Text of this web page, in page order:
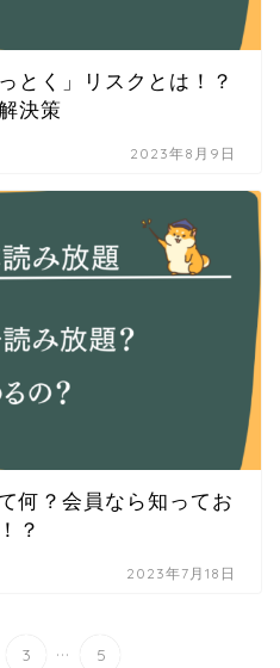
とく」リスクとは！？
決策
2023年8月9日
何？会員なら知ってお
？
2023年7月18日
3 ... 5